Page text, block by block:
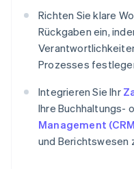
Richten Sie klare
Rückgaben ein,
Prozesses
Integrieren Sie Ihr
Ihre Buchhaltungs-
Management
und Berichtswesen